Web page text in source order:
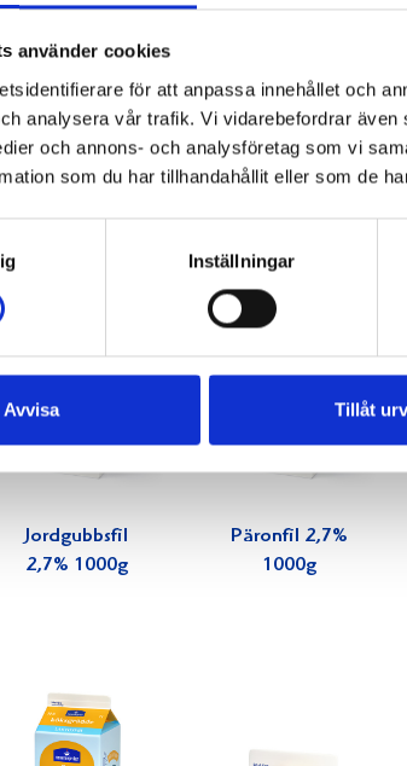
använder cookies
för att anpassa innehållet och
analysera vår trafik. Vi vidarebefordrar
och annons- och analysföretag som vi
som du har tillhandahållit eller som de
Inställningar
Avvisa Tillåt
Jordgubbsfil
2,7% 1000g
Päronfil 2,7%
1000g